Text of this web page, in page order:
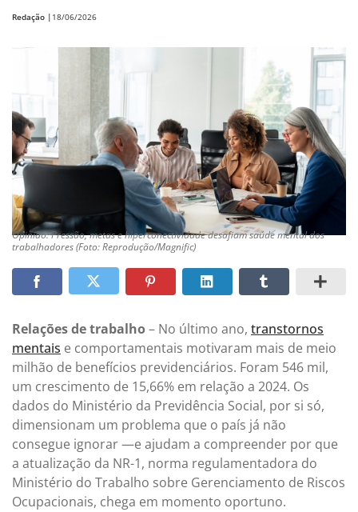
Redação | 18/06/2026
Opinião: Pressão, metas e hiperconectividade desafiam saúde mental dos
trabalhadores (Foto: Reprodução/Magnific)
Relações de trabalho– No último ano, transtornos
mentais e comportamentais motivaram mais de meio
milhão de benefícios previdenciários. Foram 546 mil,
um crescimento de 15,66% em relação a 2024. Os
dados do Ministério da Previdência Social, por si só,
dimensionam um problema que o país já não
consegue ignorar —e ajudam a compreender por que
a atualização da NR-1, norma regulamentadora do
Ministério do Trabalho sobre Gerenciamento de Riscos
Ocupacionais, chega em momento oportuno.